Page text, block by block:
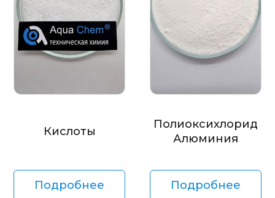
Кислоты
Подробнее
Полиоксихлорид
Алюминия
Подробнее